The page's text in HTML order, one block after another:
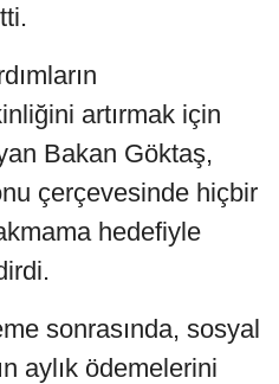
artırmak için
Bakan Göktaş,
çerçevesinde hiçbir
hedefiyle
sonrasında, sosyal
aylık ödemelerini